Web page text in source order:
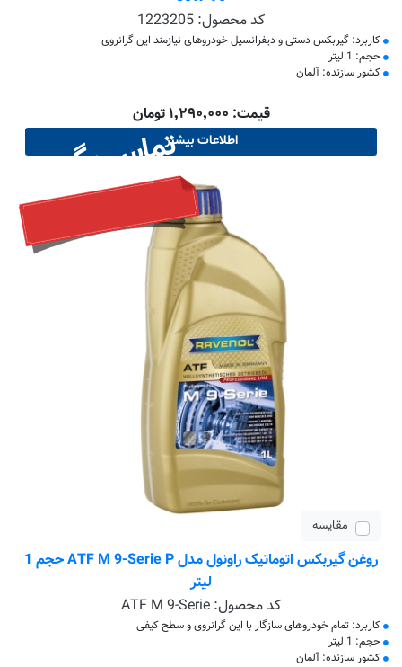
کد محصول: 1223205
کاربرد: گیربکس دستی و دیفرانسیل خودروهای نیازمند این گرانروی
حجم: 1 لیتر
کشور سازنده: آلمان
قیمت: ۱٬۲۹۰٬۰۰۰ تومان
اطلاعات بیشترتماس بگیرید
مقایسه
روغن گیربکس اتوماتیک راونول مدل ATF M 9-Serie P حجم 1
لیتر
کد محصول: ATF M 9-Serie
کاربرد: تمام خودروهای سازگار با این گرانروی و سطح کیفی
حجم: 1 لیتر
کشور سازنده: آلمان